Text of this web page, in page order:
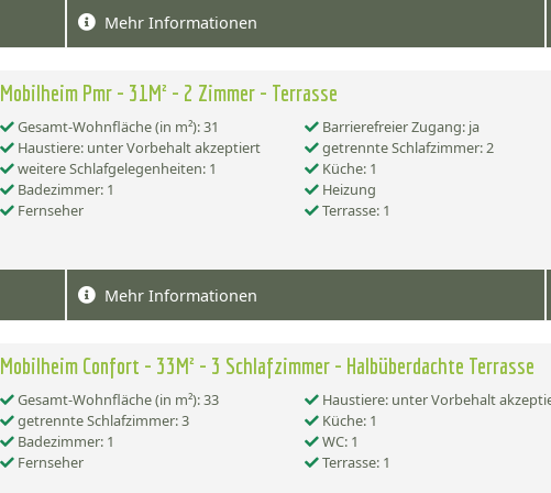
Mehr Informationen
Mobilheim Pmr - 31M² - 2 Zimmer - Terrasse
Gesamt-Wohnfläche (in m²): 31
Barrierefreier Zugang: ja
Haustiere: unter Vorbehalt akzeptiert
getrennte Schlafzimmer: 2
weitere Schlafgelegenheiten: 1
Küche: 1
Badezimmer: 1
Heizung
Fernseher
Terrasse: 1
Mehr Informationen
Mobilheim Confort - 33M² - 3 Schlafzimmer - Halbüberdachte Terrasse
Gesamt-Wohnfläche (in m²): 33
Haustiere: unter Vorbehalt
getrennte Schlafzimmer: 3
Küche: 1
Badezimmer: 1
WC: 1
Fernseher
Terrasse: 1